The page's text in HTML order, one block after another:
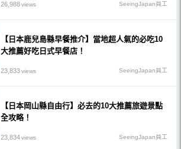
26,988views SeeingJapan員工
【日本鹿兒島縣早餐推介】當地超人氣的必吃10
大推薦好吃日式早餐店！
23,833views SeeingJapan員工
【日本岡山縣自由行】必去的10大推薦旅遊景點
全攻略！
23,834views SeeingJapan員工